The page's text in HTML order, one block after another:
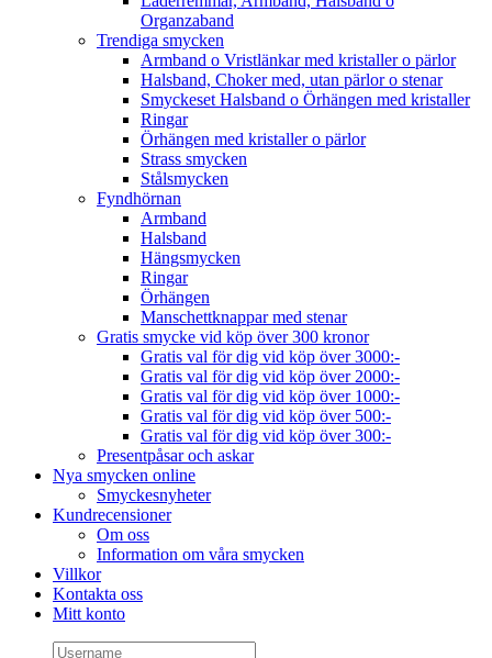
Organzaband
Trendiga smycken
Armband o Vristlänkar med kristaller o pärlor
Halsband, Choker med, utan pärlor o stenar
Smyckeset Halsband o Örhängen med kristaller
Ringar
Örhängen med kristaller o pärlor
Strass smycken
Stålsmycken
Fyndhörnan
Armband
Halsband
Hängsmycken
Ringar
Örhängen
Manschettknappar med stenar
Gratis smycke vid köp över 300 kronor
Gratis val för dig vid köp över 3000:-
Gratis val för dig vid köp över 2000:-
Gratis val för dig vid köp över 1000:-
Gratis val för dig vid köp över 500:-
Gratis val för dig vid köp över 300:-
Presentpåsar och askar
Nya smycken online
Smyckesnyheter
Kundrecensioner
Om oss
Information om våra smycken
Villkor
Kontakta oss
Mitt konto